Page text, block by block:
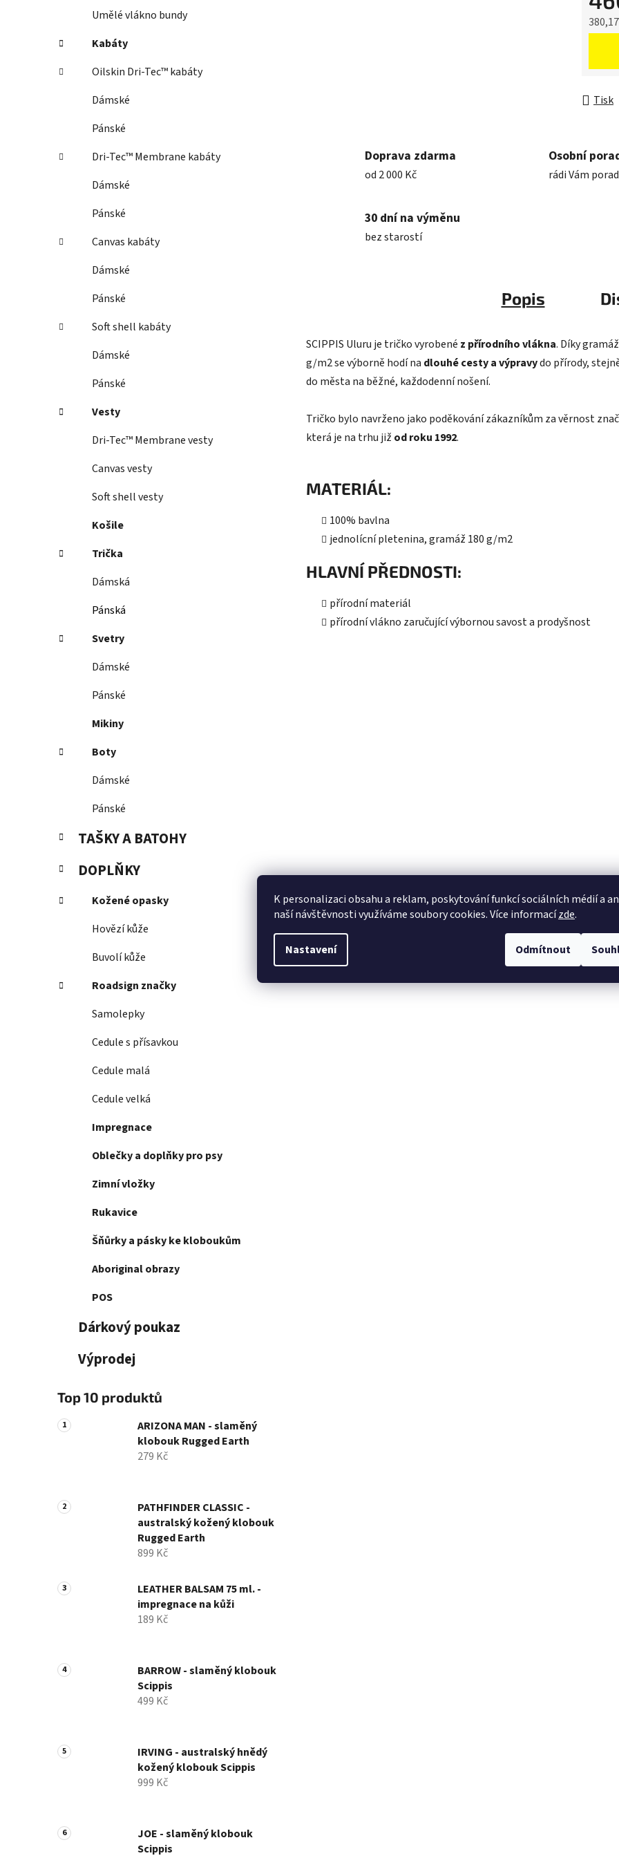
K personalizaci obsahu a reklam, poskytování funkcí sociálních médií a
naší návštěvnosti využíváme soubory cookies. Více informacízde.
Nastavení Odmítnout
Umělé vlákno bundy
Kabáty
Oilskin Dri-Tec™ kabáty
Dámské
Pánské
Dri-Tec™ Membrane kabáty
Dámské
Pánské
Canvas kabáty
Dámské
Pánské
Soft shell kabáty
Dámské
Pánské
Vesty
Dri-Tec™ Membrane vesty
Canvas vesty
Soft shell vesty
Košile
Trička
Dámská
Pánská
Svetry
Dámské
Pánské
Mikiny
Boty
Dámské
Pánské
TAŠKY A BATOHY
DOPLŇKY
Kožené opasky
Hovězí kůže
Buvolí kůže
Roadsign značky
Samolepky
Cedule s přísavkou
Cedule malá
Cedule velká
Impregnace
Oblečky a doplňky pro psy
Zimní vložky
Rukavice
Šňůrky a pásky ke kloboukům
Aboriginal obrazy
POS
Dárkový poukaz
Výprodej
Top 10 produktů
ARIZONA MAN - slaměný
klobouk Rugged Earth
279 Kč
PATHFINDER CLASSIC -
australský kožený klobouk
Rugged Earth
899 Kč
LEATHER BALSAM 75 ml. -
impregnace na kůži
189 Kč
BARROW - slaměný klobouk
Scippis
499 Kč
IRVING - australský hnědý
kožený klobouk Scippis
999 Kč
JOE - slaměný klobouk
Scippis
Tisk
Doprava zdarma
od 2 000 Kč
Osobní
rádi Vám
30 dní na výměnu
bez starostí
Popis
SCIPPIS Uluru je tričko vyrobené z přírodního vlákna. Díky
g/m2 se výborně hodí na dlouhé cesty a výpravydo přírody,
do města na běžné, každodenní nošení.
Tričko bylo navrženo jako poděkování zákazníkům za věrnost
která je na trhu již od roku 1992.
MATERIÁL:
100% bavlna
jednolícní pletenina, gramáž 180 g/m2
HLAVNÍ PŘEDNOSTI:
přírodní materiál
přírodní vlákno zaručující výbornou savost a prodyšnost